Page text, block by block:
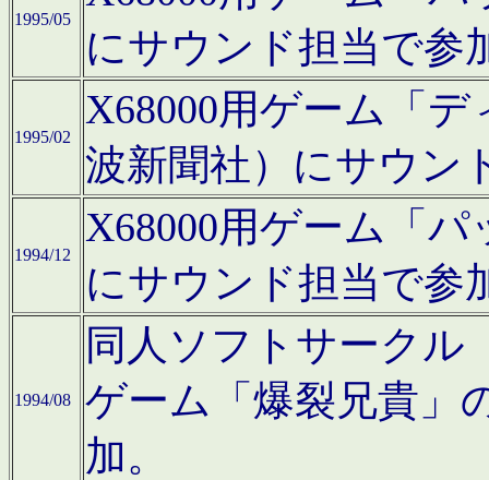
1995/05
にサウンド担当で参
1995/02
X68000用ゲーム「
波新聞社）にサウン
1994/12
X68000用ゲーム「
にサウンド担当で参
1994/08
同人ソフトサークル
ゲーム「爆裂兄貴」
加。